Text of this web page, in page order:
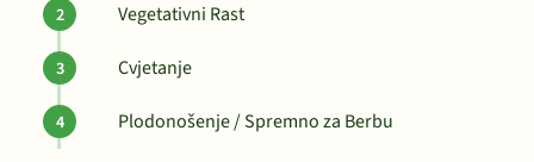
Vegetativni Rast
Cvjetanje
Plodonošenje / Spremno za Berbu